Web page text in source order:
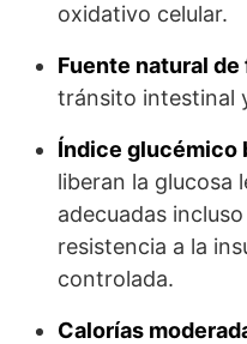
oxidativo celular.
Fuente natural de
tránsito intestinal
Índice glucémico
liberan la glucosa
adecuadas
resistencia a la
controlada.
Calorías